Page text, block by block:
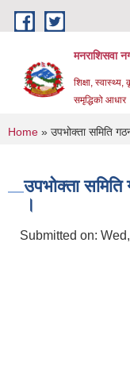
Skip to main content
मनराशिसवा
शिक्षा, स्वास्थ्य,
समृद्धिको आधार
You are
Home » उपभोक्ता समिति
उपभोक्ता
।
Submitted on: